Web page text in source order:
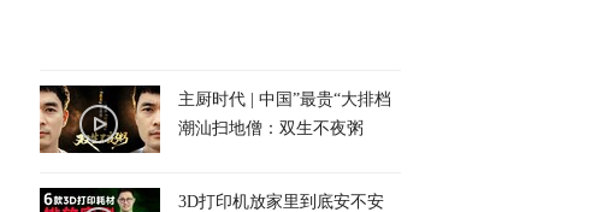
主厨时代 | 中国”最贵“大排档
潮汕扫地僧：双生不夜粥
3D打印机放家里到底安不安